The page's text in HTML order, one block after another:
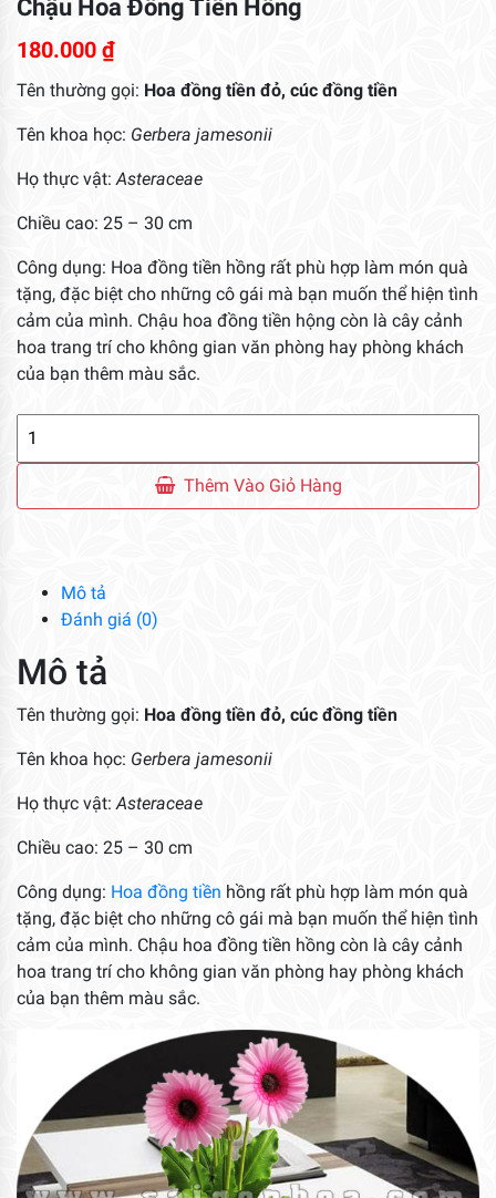
Chậu Hoa Đồng Tiền Hồng
180.000 ₫
Tên thường gọi: Hoa đồng tiền đỏ, cúc đồng tiền
Tên khoa học: Gerbera jamesonii
Họ thực vật: Asteraceae
Chiều cao: 25 – 30 cm
Công dụng: Hoa đồng tiền hồng rất phù hợp làm món quà
tặng, đặc biệt cho những cô gái mà bạn muốn thể hiện tình
cảm của mình. Chậu hoa đồng tiền hộng còn là cây cảnh
hoa trang trí cho không gian văn phòng hay phòng khách
của bạn thêm màu sắc.
Tiền
Thêm Vào Giỏ Hàng
Mô tả
Đánh giá (0)
Mô tả
Tên thường gọi: Hoa đồng tiền đỏ, cúc đồng tiền
Tên khoa học: Gerbera jamesonii
Họ thực vật: Asteraceae
Chiều cao: 25 – 30 cm
Công dụng: Hoa đồng tiền hồng rất phù hợp làm món quà
tặng, đặc biệt cho những cô gái mà bạn muốn thể hiện tình
cảm của mình. Chậu hoa đồng tiền hồng còn là cây cảnh
hoa trang trí cho không gian văn phòng hay phòng khách
của bạn thêm màu sắc.